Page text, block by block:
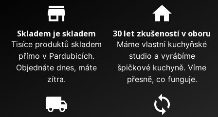
Proč nakupovat u nás?
store_mall_directory
Skladem je skladem
Tisíce produktů skladem
přímo v Pardubicích.
Objednáte dnes, máte
zítra.
home
30 let zkušeností v oboru
Máme vlastní kuchyňské
studio a vyrábíme
špičkové kuchyně. Víme
přesně, co funguje.
local_shipping sync